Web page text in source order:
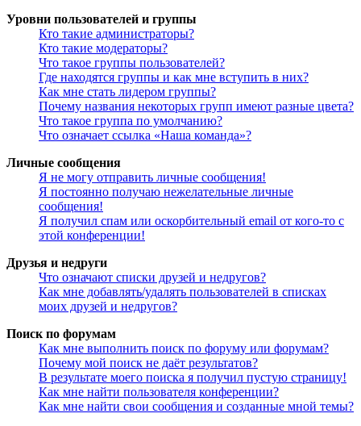
Уровни пользователей и группы
Кто такие администраторы?
Кто такие модераторы?
Что такое группы пользователей?
Где находятся группы и как мне вступить в них?
Как мне стать лидером группы?
Почему названия некоторых групп имеют разные цвета?
Что такое группа по умолчанию?
Что означает ссылка «Наша команда»?
Личные сообщения
Я не могу отправить личные сообщения!
Я постоянно получаю нежелательные личные
сообщения!
Я получил спам или оскорбительный email от кого-то с
этой конференции!
Друзья и недруги
Что означают списки друзей и недругов?
Как мне добавлять/удалять пользователей в списках
моих друзей и недругов?
Поиск по форумам
Как мне выполнить поиск по форуму или форумам?
Почему мой поиск не даёт результатов?
В результате моего поиска я получил пустую страницу!
Как мне найти пользователя конференции?
Как мне найти свои сообщения и созданные мной темы?